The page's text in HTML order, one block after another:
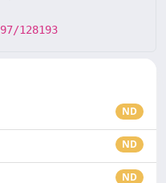
128193
ND
ND
ND